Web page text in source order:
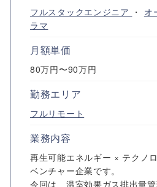
フルスタックエンジニア ・ オ
ラマ
月額単価
80万円〜90万円
勤務エリア
フルリモート
業務内容
再生可能エネルギー × テクノ
ベンチャー企業です。
今回は、温室効果ガス排出量